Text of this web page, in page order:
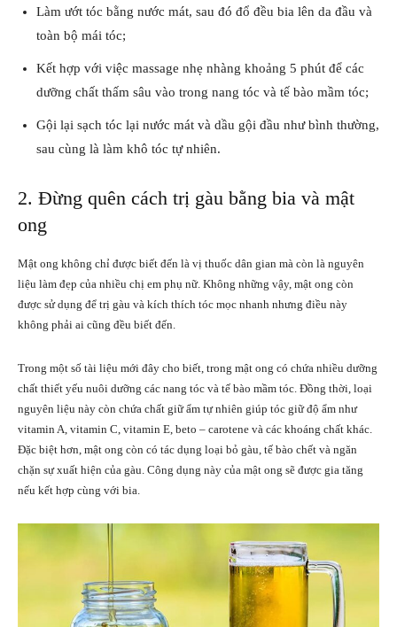
Làm ướt tóc bằng nước mát, sau đó đổ đều bia lên da đầu và
toàn bộ mái tóc;
Kết hợp với việc massage nhẹ nhàng khoảng 5 phút để các
dưỡng chất thấm sâu vào trong nang tóc và tế bào mầm tóc;
Gội lại sạch tóc lại nước mát và dầu gội đầu như bình thường,
sau cùng là làm khô tóc tự nhiên.
2. Đừng quên cách trị gàu bằng bia và mật
ong
Mật ong không chỉ được biết đến là vị thuốc dân gian mà còn là nguyên
liệu làm đẹp của nhiều chị em phụ nữ. Không những vậy, mật ong còn
được sử dụng để trị gàu và kích thích tóc mọc nhanh nhưng điều này
không phải ai cũng đều biết đến.
Trong một số tài liệu mới đây cho biết, trong mật ong có chứa nhiều dưỡng
chất thiết yếu nuôi dưỡng các nang tóc và tế bào mầm tóc. Đồng thời, loại
nguyên liệu này còn chứa chất giữ ẩm tự nhiên giúp tóc giữ độ ẩm như
vitamin A, vitamin C, vitamin E, beto – carotene và các khoáng chất khác.
Đặc biệt hơn, mật ong còn có tác dụng loại bỏ gàu, tế bào chết và ngăn
chặn sự xuất hiện của gàu. Công dụng này của mật ong sẽ được gia tăng
nếu kết hợp cùng với bia.